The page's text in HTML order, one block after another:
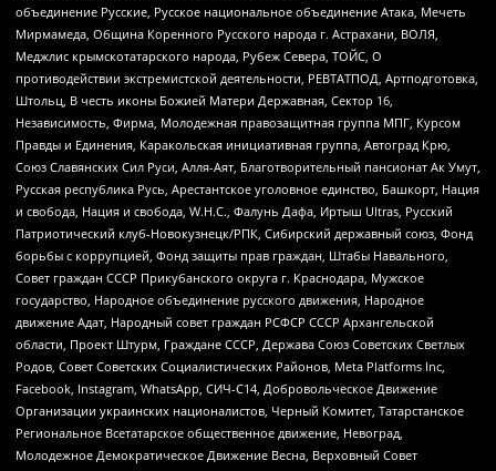
объединение Русские, Русское национальное объединение Атака, Мечеть
Мирмамеда, Община Коренного Русского народа г. Астрахани, ВОЛЯ,
Меджлис крымскотатарского народа, Рубеж Севера, ТОЙС, О
противодействии экстремистской деятельности, РЕВТАТПОД, Артподготовка,
Штольц, В честь иконы Божией Матери Державная, Сектор 16,
Независимость, Фирма, Молодежная правозащитная группа МПГ, Курсом
Правды и Единения, Каракольская инициативная группа, Автоград Крю,
Союз Славянских Сил Руси, Алля-Аят, Благотворительный пансионат Ак Умут,
Русская республика Русь, Арестантское уголовное единство, Башкорт, Нация
и свобода, Нация и свобода, W.H.С., Фалунь Дафа, Иртыш Ultras, Русский
Патриотический клуб-Новокузнецк/РПК, Сибирский державный союз, Фонд
борьбы с коррупцией, Фонд защиты прав граждан, Штабы Навального,
Совет граждан СССР Прикубанского округа г. Краснодара, Мужское
государство, Народное объединение русского движения, Народное
движение Адат, Народный совет граждан РСФСР СССР Архангельской
области, Проект Штурм, Граждане СССР, Держава Союз Советских Светлых
Родов, Совет Советских Социалистических Районов, Meta Platforms Inc,
Facebook, Instagram, WhatsApp, СИЧ-С14, Добровольческое Движение
Организации украинских националистов, Черный Комитет, Татарстанское
Региональное Всетатарское общественное движение, Невоград,
Молодежное Демократическое Движение Весна, Верховный Совет